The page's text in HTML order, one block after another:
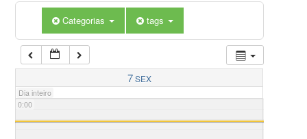
Categorias tags
7SEX
Dia inteiro
0:00